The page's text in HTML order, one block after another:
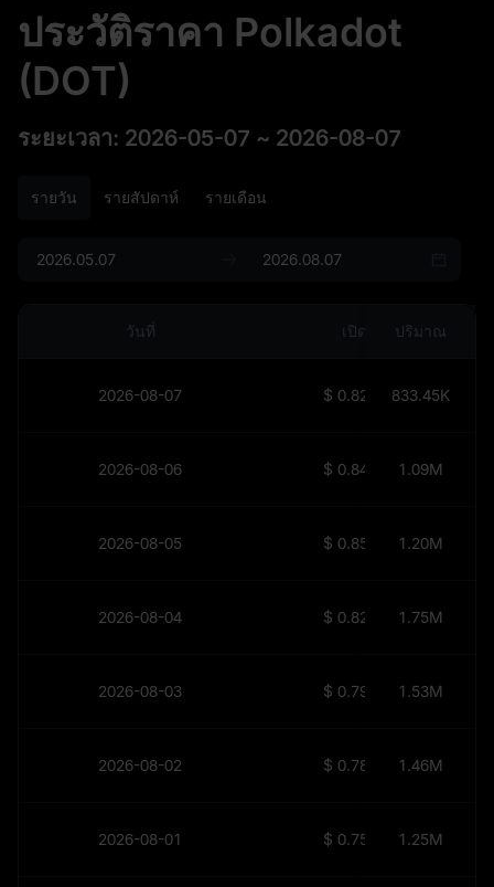
ประวัติราคา Polkadot
(DOT)
ระยะเวลา: 2026-05-07 ~ 2026-08-07
รายวัน รายสัปดาห์ รายเดือน
วันที่ เปิด ปริมาณ
2026-08-07 $ 0.8213 833.45K
2026-08-06 $ 0.8425 1.09M
2026-08-05 $ 0.8569 1.20M
2026-08-04 $ 0.8248 1.75M
2026-08-03 $ 0.7983 1.53M
2026-08-02 $ 0.7816 1.46M
2026-08-01 $ 0.7587 1.25M